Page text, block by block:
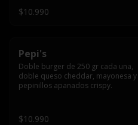
$10.990
Pepi's
Doble burger de 250 gr cada una,
doble queso cheddar, mayonesa y
pepinillos apanados crispy.
$10.990